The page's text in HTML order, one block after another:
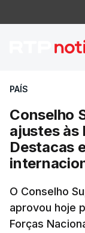
PAÍS
Conselho
ajustes às
Destacas
O Conselho
aprovou hoje
Forças